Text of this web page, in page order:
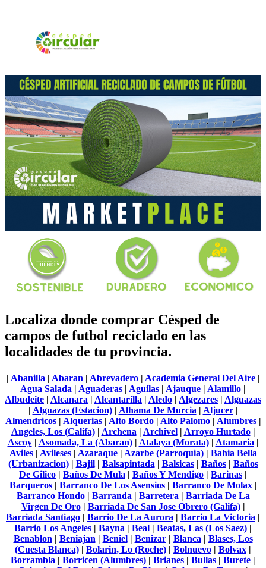
Localiza donde comprar Césped de
campos de futbol reciclado en las
localidades de tu provincia.
| Abanilla | Abaran | Abrevadero| Academia General Del Aire|
Agua Salada | Aguaderas | Aguilas | Ajauque | Alamillo |
Albudeite | Alcanara | Alcantarilla | Aledo | Algezares | Alguazas
| Alguazas (Estacion)| Alhama De Murcia | Aljucer|
Almendricos| Alquerias| Alto Bordo| Alto Palomo| Alumbres|
Angeles, Los (Califa)| Archena | Archivel| Arroyo Hurtado|
Ascoy| Asomada, La (Abaran)| Atalaya (Morata)| Atamaria |
Aviles| Avileses| Azaraque| Azarbe (Parroquia)| Bahia Bella
(Urbanizacion)| Bajil| Balsapintada | Balsicas| Baños| Baños
De Gilico | Baños De Mula | Baños Y Mendigo | Barinas |
Barqueros| Barranco De Los Asensios| Barranco De Molax|
Barranco Hondo| Barranda | Barretera | Barriada De La
Virgen De Oro| Barriada De San Jose Obrero (Galifa)|
Barriada Santiago | Barrio De La Aurora | Barrio La Victoria |
Barrio Los Angeles | Bayna | Beal | Beatas, Las (Los Saez) |
Benablon | Beniajan | Beniel| Benizar| Blanca | Blases, Los
(Cuesta Blanca) | Bolarin, Lo (Roche) | Bolnuevo | Bolvax |
Borrambla | Borricen (Alumbres) | Brianes | Bullas | Burete |